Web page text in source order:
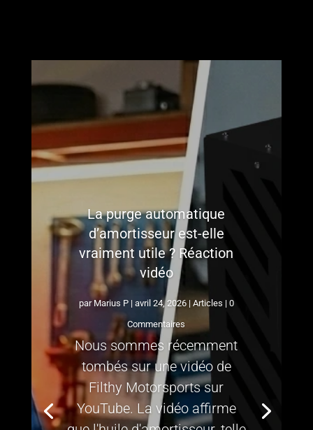
La purge automatique
d’amortisseur est-elle
vraiment utile ? Réaction
vidéo
par Marius P| avril 24, 2026| Articles | 0
Commentaires
Nous sommes récemment
tombés sur une vidéo de
Filthy Motorsports sur
YouTube. La vidéo affirme